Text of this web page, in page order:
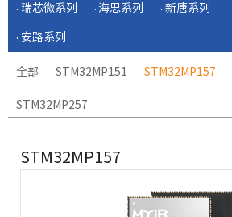
瑞芯微系列 海思系列 新唐系列
安路系列
全部 STM32MP151 STM32MP157
STM32MP257
STM32MP157